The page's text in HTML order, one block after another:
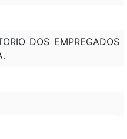
DOS EMPREGADOS